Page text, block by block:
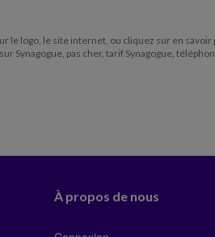
logo, le site internet, ou cliquez sur en
Synagogue, pas cher, tarif Synagogue,
À propos de nous